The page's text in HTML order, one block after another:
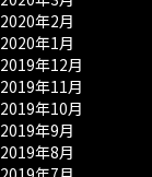
2020年2月
2020年1月
2019年12月
2019年11月
2019年10月
2019年9月
2019年8月